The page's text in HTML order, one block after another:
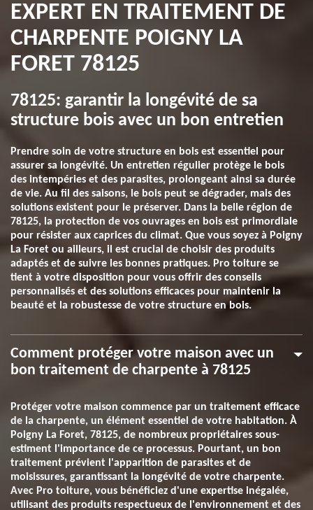
EXPERT EN TRAITEMENT DE
CHARPENTE POIGNY LA
FORET 78125
78125: garantir la longévité de sa
structure bois avec un bon entretien
Prendre soin de votre structure en bois est essentiel pour
assurer sa longévité. Un entretien régulier protège le bois
des intempéries et des parasites, prolongeant ainsi sa durée
de vie. Au fil des saisons, le bois peut se dégrader, mais des
solutions existent pour le préserver. Dans la belle région de
78125, la protection de vos ouvrages en bois est primordiale
pour résister aux caprices du climat. Que vous soyez à Poigny
La Foret ou ailleurs, il est crucial de choisir des produits
adaptés et de suivre les bonnes pratiques. Pro toiture se
tient à votre disposition pour vous offrir des conseils
personnalisés et des solutions efficaces pour maintenir la
beauté et la robustesse de votre structure en bois.
Comment protéger votre maison avec un
bon traitement de charpente à 78125
Protéger votre maison commence par un traitement efficace
de la charpente, un élément essentiel de votre habitation. À
Poigny La Foret, 78125, de nombreux propriétaires sous-
estiment l'importance de ce processus. Pourtant, un bon
traitement prévient l'apparition de parasites et de
moisissures, garantissant la longévité de votre charpente.
Avec Pro toiture, vous bénéficiez d'une expertise inégalée,
utilisant des produits respectueux de l'environnement et des